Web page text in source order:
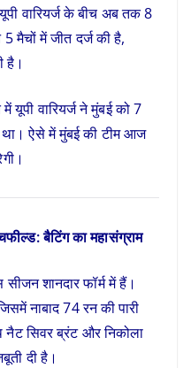
वारियर्ज के बीच अब तक 8
मैचों में जीत दर्ज की है,
है।
यूपी वारियर्ज ने मुंबई को 7
था। ऐसे में मुंबई की टीम आज
बैटिंग का महासंग्राम
शानदार फॉर्म में हैं।
नाबाद 74 रन की पारी
नैट सिवर ब्रंट और निकोला
दी है।